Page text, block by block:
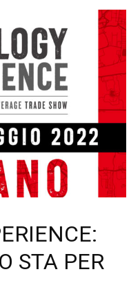
STA PER